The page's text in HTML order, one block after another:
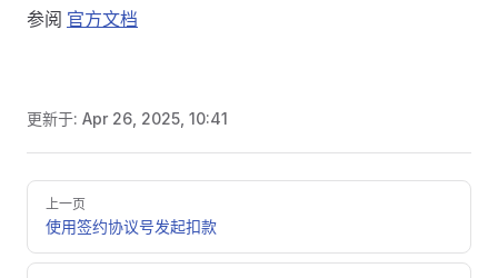
参阅 官方文档
更新于: Apr 26, 2025, 10:41
Pager
上一页
使用签约协议号发起扣款